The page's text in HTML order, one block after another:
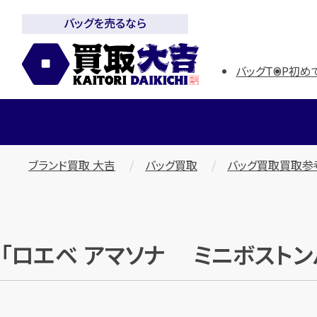
バッグを売るなら
バッグTOP初め
ブランド買取 大吉 バッグ買取 バッグ買取買取
「ロエベ アマソナ ミニボスト